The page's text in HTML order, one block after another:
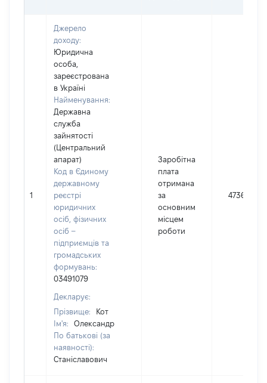
1
Джерело
доходу:
Юридична
особа,
зареєстрована
в Україні
Найменування:
Державна
служба
зайнятості
(Центральний
апарат)
Код в Єдиному
державному
реєстрі
юридичних
осіб, фізичних
осіб –
підприємців та
громадських
формувань:
03491079
Декларує:
Прізвище:
Кот
Ім'я:
Олександр
По батькові (за
наявності):
Станіславович
Заробітна
плата
отримана
за
основним
місцем
роботи
47360